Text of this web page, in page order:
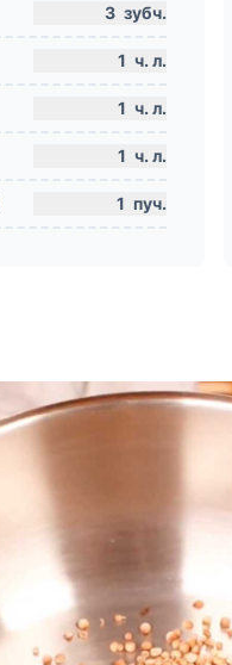
3 зубч.
1 ч. л.
1 ч. л.
1 ч. л.
1 пуч.